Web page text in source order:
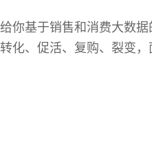
给你基于销售和消费大数据
转化、促活、复购、裂变，